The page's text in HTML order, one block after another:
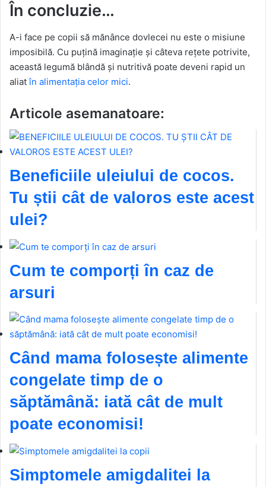
În concluzie…
A-i face pe copii să mănânce dovlecei nu este o misiune
imposibilă. Cu puțină imaginație și câteva rețete potrivite,
această legumă blândă și nutritivă poate deveni rapid un
aliatîn alimentația celor mici.
Articole asemanatoare:
Beneficiile uleiului de cocos.
Tu știi cât de valoros este acest
ulei?
Cum te comporți în caz de
arsuri
Când mama folosește alimente
congelate timp de o
săptămână: iată cât de mult
poate economisi!
Simptomele amigdalitei la